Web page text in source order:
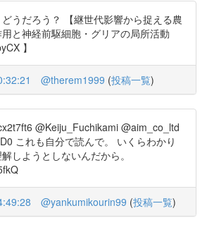
うだろう？ 【継世代影響から捉える農
と神経前駆細胞・グリアの局所活動
】
@therem1999 (投稿一覧)
@Keiju_Fuchikami @aim_co_ltd
これも自分で読んで。 いくらわかり
しようとしないんだから。
@yankumikourin99 (投稿一覧)